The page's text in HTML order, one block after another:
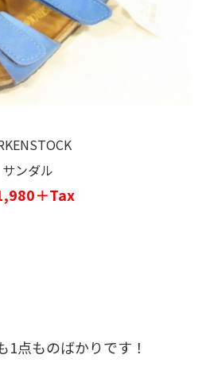
サンダル
＋Tax
1点ものばかりです！